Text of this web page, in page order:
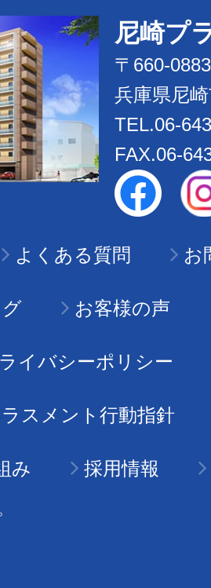
尼崎プ
〒660-0883
兵庫県尼
TEL.06-
FAX.06-
よくある質問 お
お客様の声
イバシーポリシー
スメント行動指針
み 採用情報